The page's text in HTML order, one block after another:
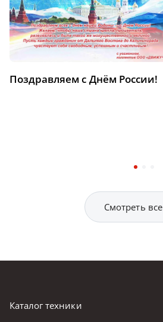
Поздравляем с Днём России!
Смотреть все
Каталог техники